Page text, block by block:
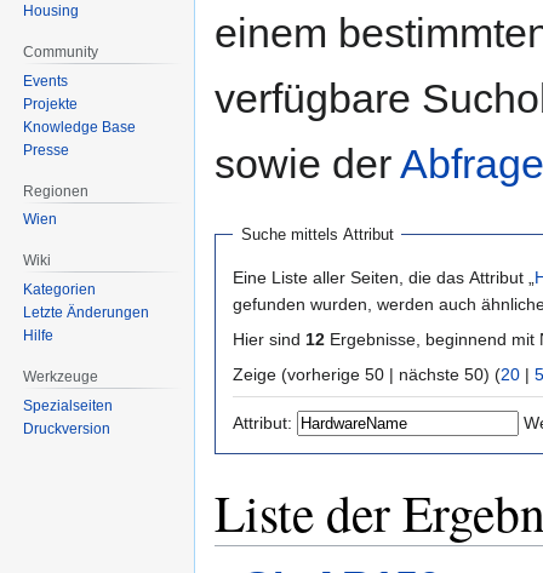
einem
verfügbare
sowie der
Suche mittels Attribut
Eine Liste aller Seiten, die das Attribut „
gefunden wurden, werden auch
Hier sind 12 Ergebnisse, beginnend
Zeige (vorherige 50 | nächste 50) (20 |
Attribut:
Liste der
Housing
Community
Events
Projekte
Knowledge Base
Presse
Regionen
Wien
Wiki
Kategorien
Letzte Änderungen
Hilfe
Werkzeuge
Spezialseiten
Druckversion